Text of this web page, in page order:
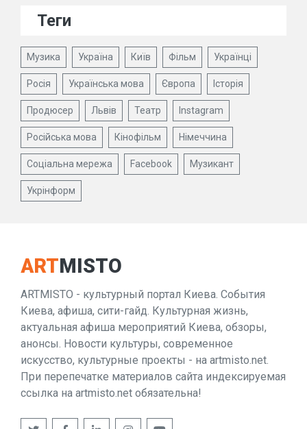
Теги
Музика Україна Київ Фільм Українці
Росія Українська мова Європа Історія
Продюсер Львів Театр Instagram
Російська мова Кінофільм Німеччина
Соціальна мережа Facebook Музикант
Укрінформ
ARTMISTO
ARTMISTO - культурный портал Киева. События
Киева, афиша, сити-гайд. Культурная жизнь,
актуальная афиша мероприятий Киева, обзоры,
анонсы. Новости культуры, современное
искусство, культурные проекты - на artmisto.net.
При перепечатке материалов сайта индексируемая
ссылка на artmisto.net обязательна!